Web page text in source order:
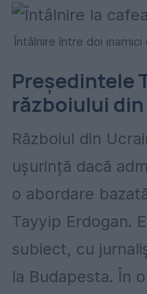
Întâlnire între doi
Președintele
războiului
Războiul din
ușurință dacă
o abordare
Tayyip Erdogan.
subiect, cu
la Budapesta. În